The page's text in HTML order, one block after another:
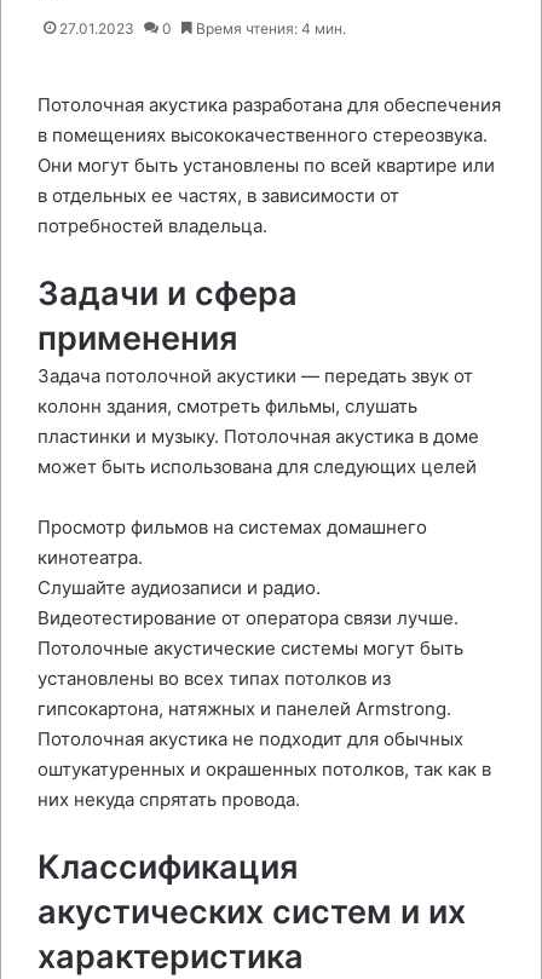
27.01.2023 0 Время чтения: 4 мин.
Потолочная акустика разработана для обеспечения
в помещениях высококачественного стереозвука.
Они могут быть установлены по всей квартире или
в отдельных ее частях, в зависимости от
потребностей владельца.
Задачи и сфера
применения
Задача потолочной акустики — передать звук от
колонн здания, смотреть фильмы, слушать
пластинки и музыку. Потолочная акустика в доме
может быть использована для следующих целей
Просмотр фильмов на системах домашнего
кинотеатра.
Слушайте аудиозаписи и радио.
Видеотестирование от оператора связи лучше.
Потолочные акустические системы могут быть
установлены во всех типах потолков из
гипсокартона, натяжных и панелей Armstrong.
Потолочная акустика не подходит для обычных
оштукатуренных и окрашенных потолков, так как в
них некуда спрятать провода.
Классификация
акустических систем и их
характеристика